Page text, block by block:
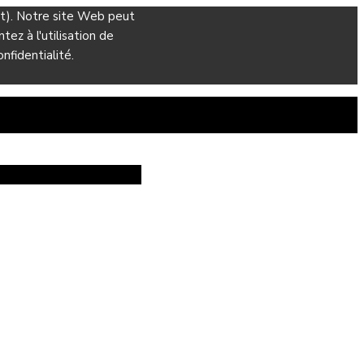
Notre site Web peut
à l'utilisation de